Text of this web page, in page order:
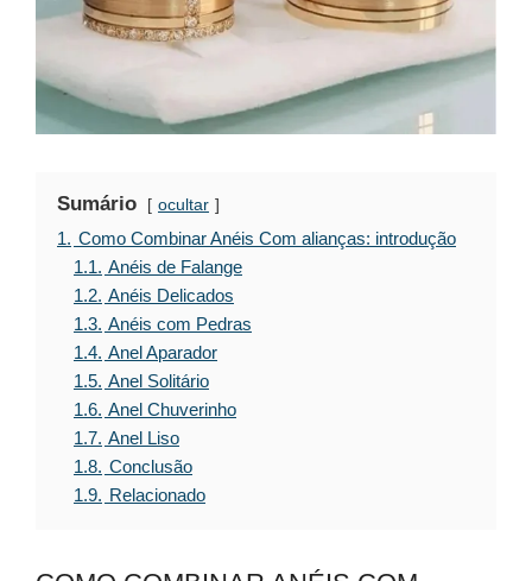
Sumário ocultar
1. Como Combinar Anéis Com alianças: introdução
1.1. Anéis de Falange
1.2. Anéis Delicados
1.3. Anéis com Pedras
1.4. Anel Aparador
1.5. Anel Solitário
1.6. Anel Chuverinho
1.7. Anel Liso
1.8. Conclusão
1.9. Relacionado